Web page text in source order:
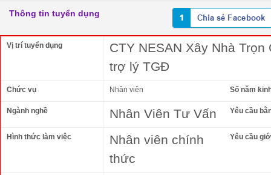
Thông tin tuyển dụng
Vị trí tuyển dụng
CTY NESAN Xây Nhà
trợ lý TGĐ
Chức vụ Nhân viên Số năm
Ngành nghề Nhân Viên Tư Vấn Yêu cầu
Hình thức làm việc
Nhân viên chính
thức
Yêu cầu